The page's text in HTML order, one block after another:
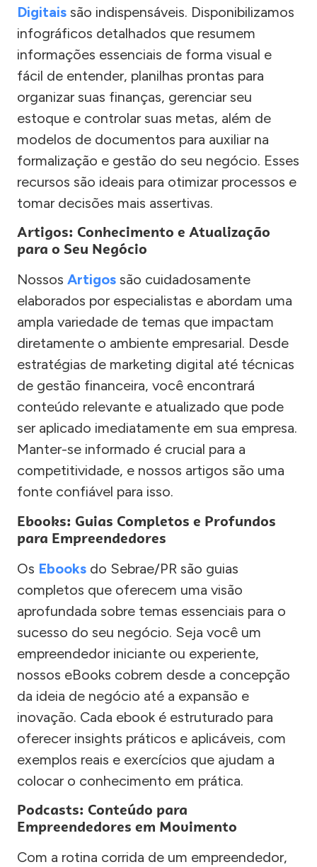
Digitais são indispensáveis. Disponibilizamos
infográficos detalhados que resumem
informações essenciais de forma visual e
fácil de entender, planilhas prontas para
organizar suas finanças, gerenciar seu
estoque e controlar suas metas, além de
modelos de documentos para auxiliar na
formalização e gestão do seu negócio. Esses
recursos são ideais para otimizar processos e
tomar decisões mais assertivas.
Artigos: Conhecimento e Atualização
para o Seu Negócio
Nossos Artigos são cuidadosamente
elaborados por especialistas e abordam uma
ampla variedade de temas que impactam
diretamente o ambiente empresarial. Desde
estratégias de marketing digital até técnicas
de gestão financeira, você encontrará
conteúdo relevante e atualizado que pode
ser aplicado imediatamente em sua empresa.
Manter-se informado é crucial para a
competitividade, e nossos artigos são uma
fonte confiável para isso.
Ebooks: Guias Completos e Profundos
para Empreendedores
Os Ebooks do Sebrae/PR são guias
completos que oferecem uma visão
aprofundada sobre temas essenciais para o
sucesso do seu negócio. Seja você um
empreendedor iniciante ou experiente,
nossos eBooks cobrem desde a concepção
da ideia de negócio até a expansão e
inovação. Cada ebook é estruturado para
oferecer insights práticos e aplicáveis, com
exemplos reais e exercícios que ajudam a
colocar o conhecimento em prática.
Podcasts: Conteúdo para
Empreendedores em Movimento
Com a rotina corrida de um empreendedor,